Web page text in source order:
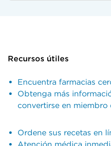
Recursos útiles
Encuentra farmacias
Obtenga más
convertirse en miembro
Ordene sus recetas en